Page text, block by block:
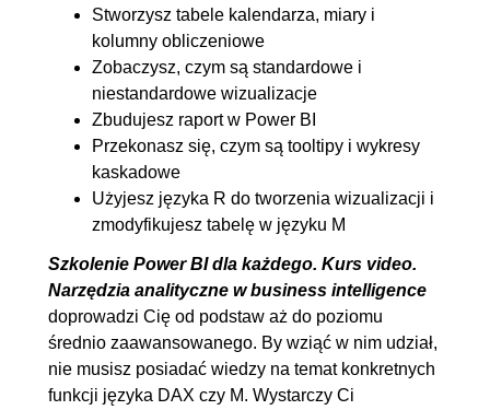
10.5. Funkcje DAT
00:07:42
10.6. Funkcja SWITCH
11. Miary
11.1. Przygotowanie danych i
11.2. Tworzenie tabeli
kalendarza
00:07:07
11.3. Tworzenie tabeli
kalendarza w PowerQuery
00:09:45
11.4. Tworzenie tabeli dla miar
00:05:55
11.6. Count, CountA,
Stworzysz tabele kalendarza, miary i
kolumny obliczeniowe
Zobaczysz, czym są standardowe i
niestandardowe wizualizacje
Zbudujesz raport w Power BI
Przekonasz się, czym są tooltipy i wykresy
kaskadowe
Użyjesz języka R do tworzenia wizualizacji i
zmodyfikujesz tabelę w języku M
Szkolenie Power BI dla każdego. Kurs video.
Narzędzia analityczne w business intelligence
doprowadzi Cię od podstaw aż do poziomu
średnio zaawansowanego. By wziąć w nim udział,
nie musisz posiadać wiedzy na temat konkretnych
funkcji języka DAX czy M. Wystarczy Ci